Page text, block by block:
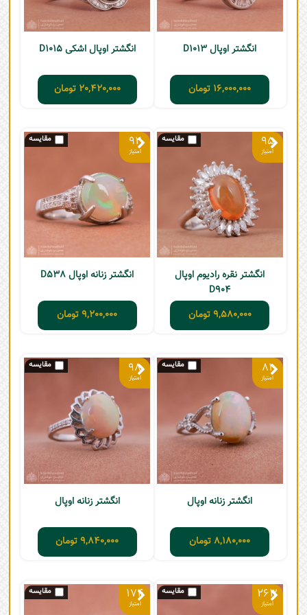
انگشتر اوپال D1013
16,000,000 تومان
انگشتر اوپال اشکی D1015
20,420,000 تومان
95
انگشتر نقره رادیوم اوپال
D904
9,580,000 تومان
92
انگشتر زنانه اوپال D538
9,200,000 تومان
81
انگشتر زنانه اوپال
8,180,000 تومان
98
انگشتر زنانه اوپال
9,840,000 تومان
263
174